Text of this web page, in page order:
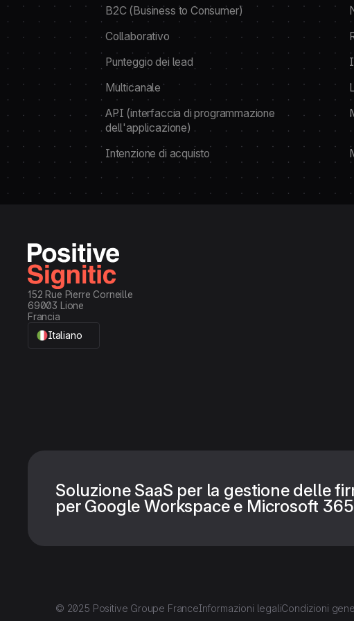
B2C (Business to Consumer)
Collaborativo
Punteggio dei lead
Multicanale
API (interfaccia di programmazione
dell'applicazione)
Intenzione di acquisto
152 Rue Pierre Corneille
69003 Lione
Francia
Italiano
Soluzione SaaS per la gestione delle
per Google Workspace e Microsoft
© 2025 Positive Groupe FranceInformazioni legaliCondizioni